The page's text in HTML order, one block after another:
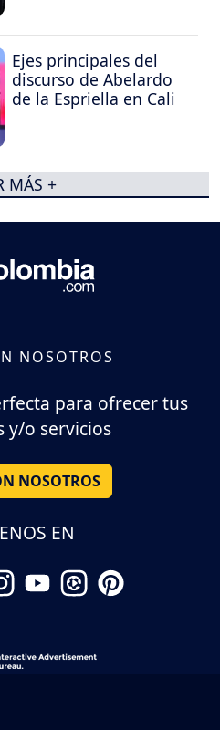
Ejes principales del
discurso de Abelardo
de la Espriella en Cali
MÁS +
NOSOTROS
para ofrecer tus
y/o servicios
NOSOTROS
EN